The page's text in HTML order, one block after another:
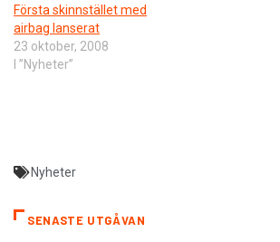
Första skinnstället med
airbag lanserat
23 oktober, 2008
I ”Nyheter”
Nyheter
SENASTE UTGÅVAN